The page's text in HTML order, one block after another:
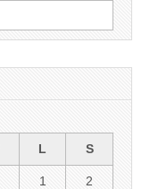
L S
1 2